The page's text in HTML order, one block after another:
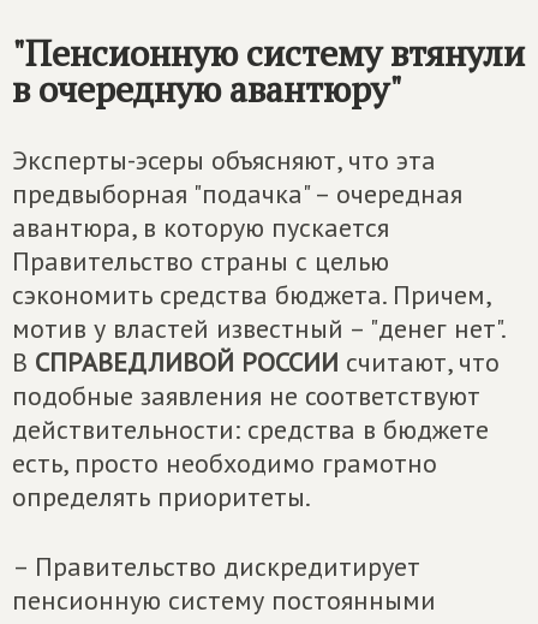
"Пенсионную систему втянули
в очередную авантюру"
Эксперты-эсеры объясняют, что эта
предвыборная "подачка" – очередная
авантюра, в которую пускается
Правительство страны с целью
сэкономить средства бюджета. Причем,
мотив у властей известный – "денег нет".
В СПРАВЕДЛИВОЙ РОССИИ считают, что
подобные заявления не соответствуют
действительности: средства в бюджете
есть, просто необходимо грамотно
определять приоритеты.
– Правительство дискредитирует
пенсионную систему постоянными